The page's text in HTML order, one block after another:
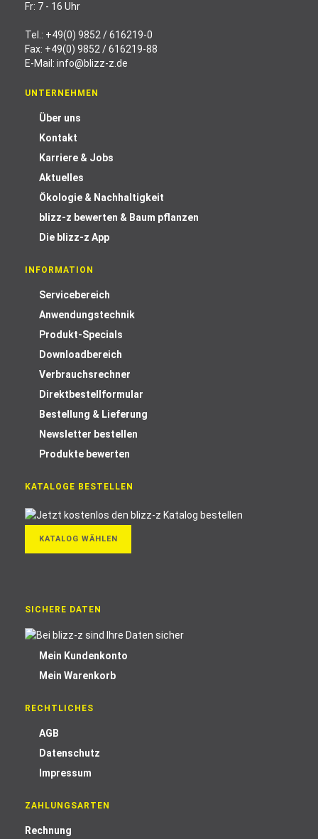
Fr: 7 - 16 Uhr
Tel.: +49(0) 9852 / 616219-0
Fax: +49(0) 9852 / 616219-88
E-Mail: info@blizz-z.de
UNTERNEHMEN
Über uns
Kontakt
Karriere & Jobs
Aktuelles
Ökologie & Nachhaltigkeit
blizz-z bewerten & Baum pflanzen
Die blizz-z App
INFORMATION
Servicebereich
Anwendungstechnik
Produkt-Specials
Downloadbereich
Verbrauchsrechner
Direktbestellformular
Bestellung & Lieferung
Newsletter bestellen
Produkte bewerten
KATALOGE BESTELLEN
KATALOG WÄHLEN
SICHERE DATEN
Mein Kundenkonto
Mein Warenkorb
RECHTLICHES
AGB
Datenschutz
Impressum
ZAHLUNGSARTEN
Rechnung